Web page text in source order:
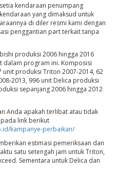
kendaraan penumpang
yang dimaksud untuk
di diler resmi kami dengan
penggantian part terkait tanpa
produksi 2006 hingga 2016
dalam program ini. Komposisi
produksi Triton 2007-2014, 62
2013, 996 unit Delica produksi
sepanjang 2006 hingga 2012
Anda apakah terlibat atau tidak
link berikut
kampanye-perbaikan/
estimasi pemeriksaan dan
satu setengah jam untuk Triton,
Sementara untuk Delica dan